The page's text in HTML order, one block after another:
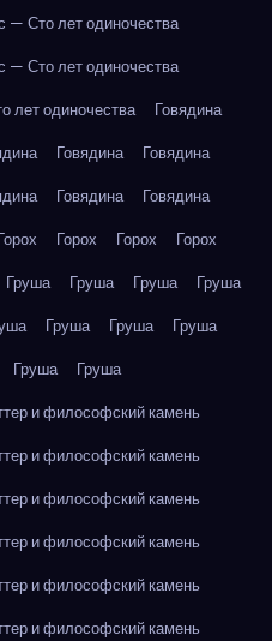
— Сто лет одиночества
— Сто лет одиночества
лет одиночества
Говядина
Говядина
Говядина
Говядина
Говядина
Горох Горох
Горох
Груша Груша Груша
Груша
Груша Груша
Груша
Груша
Груша
и философский камень
и философский камень
и философский камень
и философский камень
и философский камень
и философский камень